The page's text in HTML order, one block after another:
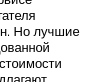
Но лучшие